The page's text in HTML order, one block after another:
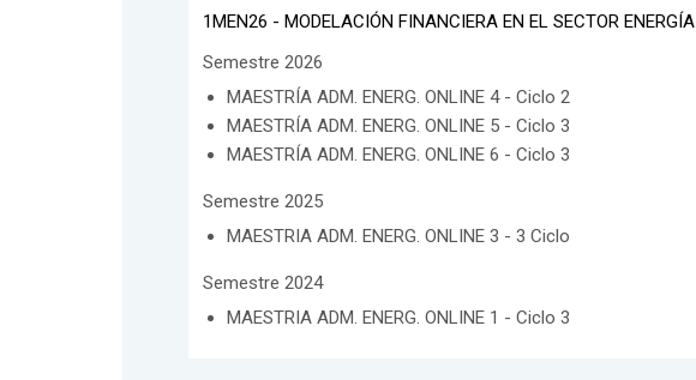
1MEN26 - MODELACIÓN FINANCIERA EN EL SECTOR ENERGÍA
Semestre 2026
MAESTRÍA ADM. ENERG. ONLINE 4 - Ciclo 2
MAESTRÍA ADM. ENERG. ONLINE 5 - Ciclo 3
MAESTRÍA ADM. ENERG. ONLINE 6 - Ciclo 3
Semestre 2025
MAESTRIA ADM. ENERG. ONLINE 3 - 3 Ciclo
Semestre 2024
MAESTRIA ADM. ENERG. ONLINE 1 - Ciclo 3